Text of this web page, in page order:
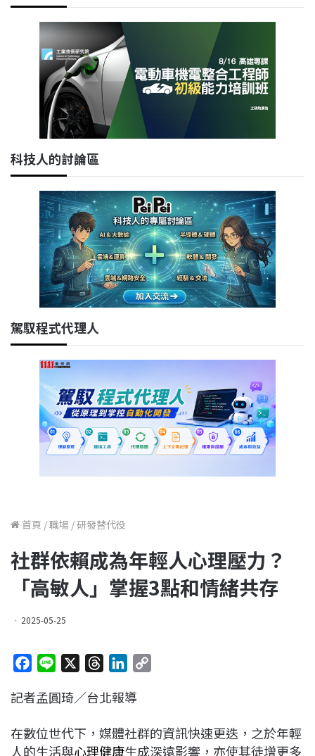
科技人的討論區
駕馭程式代理人